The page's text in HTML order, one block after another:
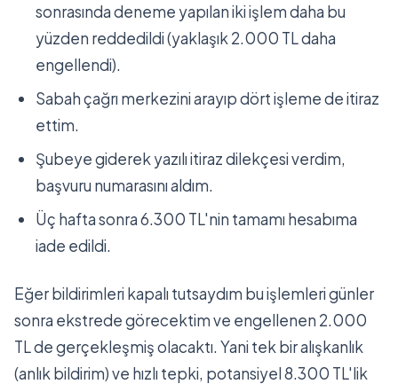
sonrasında deneme yapılan iki işlem daha bu
yüzden reddedildi (yaklaşık 2.000 TL daha
engellendi).
Sabah çağrı merkezini arayıp dört işleme de itiraz
ettim.
Şubeye giderek yazılı itiraz dilekçesi verdim,
başvuru numarasını aldım.
Üç hafta sonra 6.300 TL'nin tamamı hesabıma
iade edildi.
Eğer bildirimleri kapalı tutsaydım bu işlemleri günler
sonra ekstrede görecektim ve engellenen 2.000
TL de gerçekleşmiş olacaktı. Yani tek bir alışkanlık
(anlık bildirim) ve hızlı tepki, potansiyel 8.300 TL'lik